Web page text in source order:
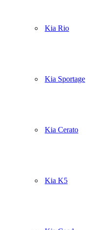
Kia Rio
Kia Sportage
Kia Cerato
Kia K5